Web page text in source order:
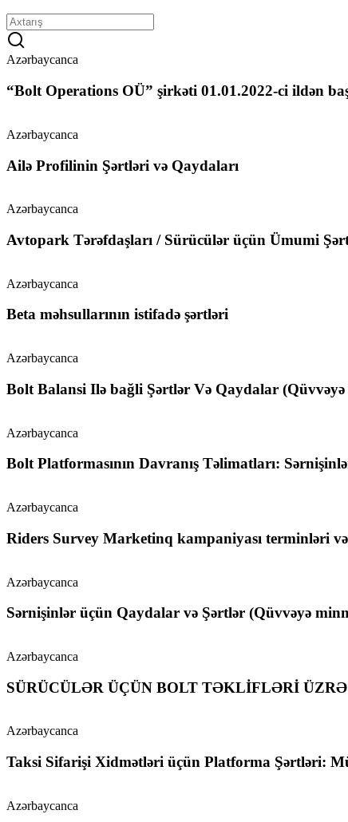
Azərbaycanca
“Bolt Operations OÜ” şirkəti 01.01.2022-ci ildən
Azərbaycanca
Ailə Profilinin Şərtləri və Qaydaları
Azərbaycanca
Avtopark Tərəfdaşları / Sürücülər üçün Ümumi
Azərbaycanca
Beta məhsullarının istifadə şərtləri
Azərbaycanca
Bolt Balansi Ilə bağli Şərtlər Və Qaydalar
Azərbaycanca
Bolt Platformasının Davranış Təlimatları:
Azərbaycanca
Riders Survey Marketinq kampaniyası terminləri
Azərbaycanca
Sərnişinlər üçün Qaydalar və Şərtlər (Qüvvəyə
Azərbaycanca
SÜRÜCÜLƏR ÜÇÜN BOLT TƏKLİFLƏRİ
Azərbaycanca
Taksi Sifarişi Xidmətləri üçün Platforma Şərtləri:
Azərbaycanca